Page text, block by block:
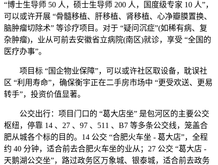
“博士生导师 50 人，硕士生导师 200 人，国度级专家 10 人”，
可以或许开展 “骨髓移植、肝移植、肾移植、心净瓣膜置换、
脑肿瘤切除术” 等诊疗项目。对于 “疑问沉症”(如稀有病、复
杂肿瘤)，业从可前去安徽省立病院(南区)就诊，享受 “全国的
医疗办事”。
项目标 “国企物业保障”，可以或许社区取设备，耽误社
区 “利用寿命”，确保衡宇正在二手房市场中 “更受欢送、更易
转手”，投资价值显著。
公交出行：项目门口的 “葛大店坐” 是包河区的主要公交
枢纽，停靠 14 、27 、97 、511 、B7 等多条公交线，笼盖合
肥从城各个标的目的。14 公交 “合肥火车坐 - 葛大店”，全程
约 40 分钟，适合前去合肥火车坐的业从；27 公交 “葛大店 -
天鹅湖公交坐”，路过政务区万象城、银泰城，适合前去政务